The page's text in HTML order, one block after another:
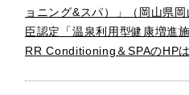
ョニング&スパ）」（岡山県
臣認定「温泉利用型健康増進
RR Conditioning＆SPAのHP